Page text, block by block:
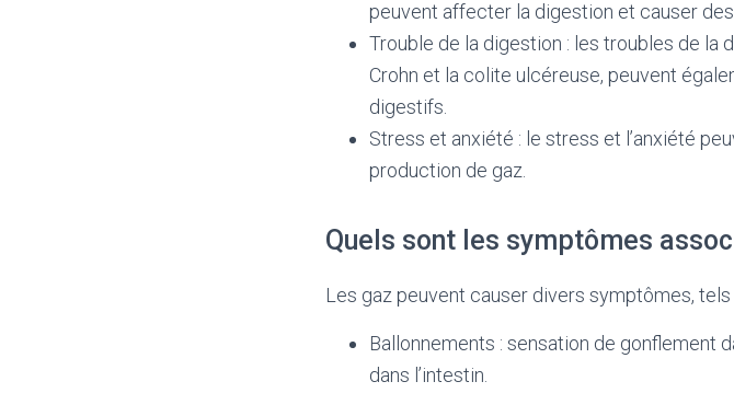
peuvent affecter la digestion et causer des
Trouble de la digestion : les troubles de la
Crohn et la colite ulcéreuse, peuvent
digestifs.
Stress et anxiété : le stress et l’anxiété
production de gaz.
Quels sont les symptômes
Les gaz peuvent causer divers symptômes, tels
Ballonnements : sensation de gonflement
dans l’intestin.